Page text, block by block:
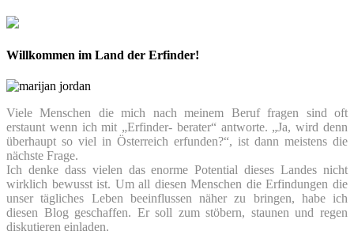
Willkommen im Land der Erfinder!
Viele Menschen die mich nach meinem Beruf fragen sind oft
erstaunt wenn ich mit „Erfinder- berater“ antworte. „Ja, wird denn
überhaupt so viel in Österreich erfunden?“, ist dann meistens die
nächste Frage.
Ich denke dass vielen das enorme Potential dieses Landes nicht
wirklich bewusst ist. Um all diesen Menschen die Erfindungen die
unser tägliches Leben beeinflussen näher zu bringen, habe ich
diesen Blog geschaffen. Er soll zum stöbern, staunen und regen
diskutieren einladen.